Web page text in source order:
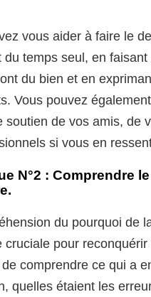
vous aider à faire le
du temps seul, en
du bien et en
Vous pouvez
soutien de vos amis, de
si vous en
N°2 : Comprendre
du pourquoi de
cruciale pour
comprendre ce qui a
quelles étaient les